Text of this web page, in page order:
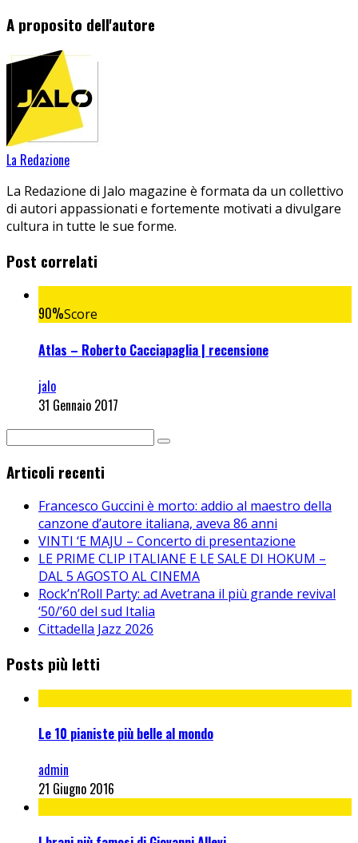
A proposito dell'autore
La Redazione
La Redazione di Jalo magazine è formata da un collettivo
di autori appassionati e fortemente motivati a divulgare
cultura in tutte le sue forme.
Post correlati
90%Score
Atlas – Roberto Cacciapaglia | recensione
jalo
31 Gennaio 2017
Articoli recenti
Francesco Guccini è morto: addio al maestro della
canzone d’autore italiana, aveva 86 anni
VINTI ‘E MAJU – Concerto di presentazione
LE PRIME CLIP ITALIANE E LE SALE DI HOKUM –
DAL 5 AGOSTO AL CINEMA
Rock’n’Roll Party: ad Avetrana il più grande revival
‘50/’60 del sud Italia
Cittadella Jazz 2026
Posts più letti
Le 10 pianiste più belle al mondo
admin
21 Giugno 2016